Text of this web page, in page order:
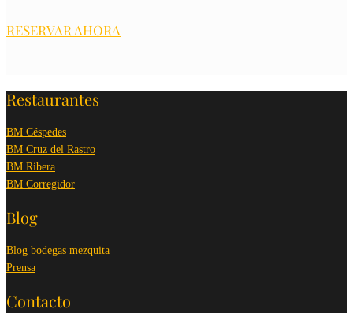
RESERVAR AHORA
Restaurantes
BM Céspedes
BM Cruz del Rastro
BM Ribera
BM Corregidor
Blog
Blog bodegas mezquita
Prensa
Contacto